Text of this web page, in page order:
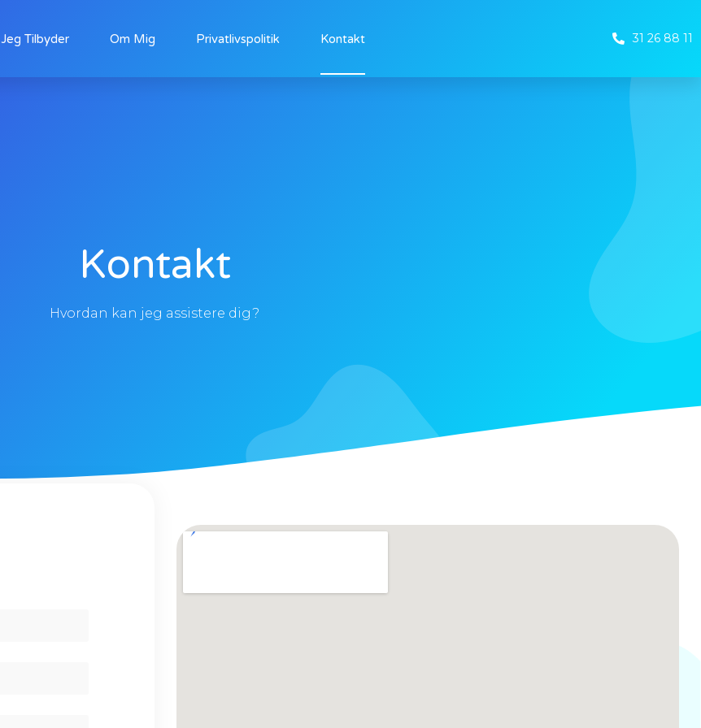
Jeg Tilbyder Om Mig Privatlivspolitik Kontakt 31 26 88 11
Kontakt
Hvordan kan jeg assistere dig?